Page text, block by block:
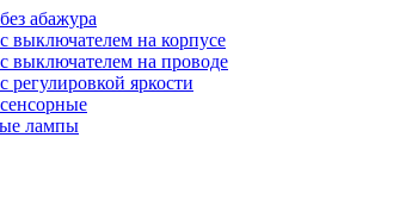
абажура
выключателем на корпусе
выключателем на проводе
яркости
лампы